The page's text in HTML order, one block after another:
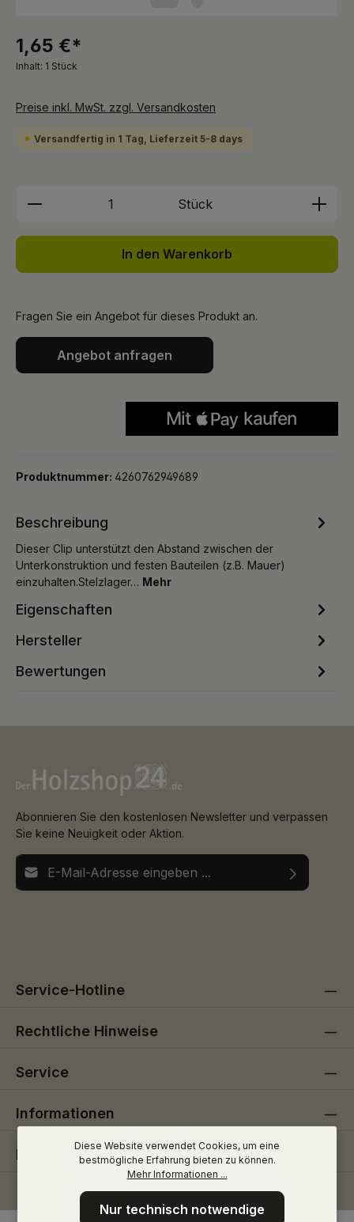
1,65 €*
Inhalt: 1 Stück
Preise inkl. MwSt. zzgl. Versandkosten
Versandfertig in 1 Tag, Lieferzeit 5-8 days
Produkt Anzahl: Gib den
Stück
In den Warenkorb
Fragen Sie ein Angebot für dieses Produkt an.
Angebot anfragen
Produktnummer: 4260762949689
Beschreibung
Dieser Clip unterstützt den Abstand zwischen der
Unterkonstruktion und festen Bauteilen (z.B. Mauer)
einzuhalten.Stelzlager… Mehr
Eigenschaften
Hersteller
Bewertungen
Abonnieren Sie den kostenlosen Newsletter und verpassen
Sie keine Neuigkeit oder Aktion.
E-Mail-Adresse*
Service-Hotline
Rechtliche Hinweise
Service
Informationen
Folge uns
Diese Website verwendet Cookies, um eine
bestmögliche Erfahrung bieten zu können.
Mehr Informationen ...
Nur technisch notwendige